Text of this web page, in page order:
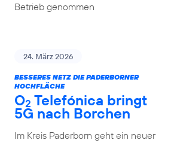
Betrieb genommen
24. März 2026
BESSERES NETZ DIE PADERBORNER
HOCHFLÄCHE
O2 Telefónica bringt
5G nach Borchen
Im Kreis Paderborn geht ein neuer